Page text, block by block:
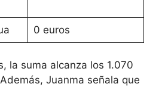
0 euros
la suma alcanza los 1.070
Juanma señala que